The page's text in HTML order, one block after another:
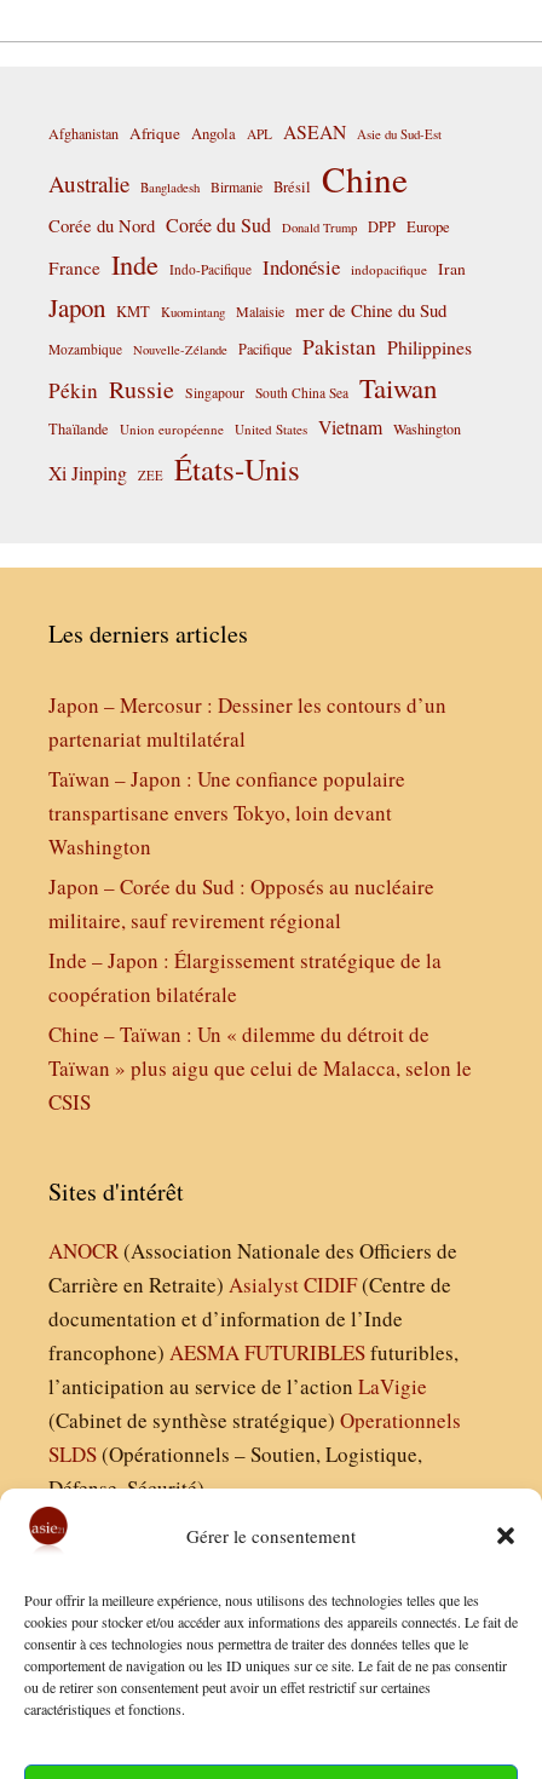
Gérer le consentement
Pour offrir la meilleure expérience, nous utilisons des technologies telles que les
cookies pour stocker et/ou accéder aux informations des appareils connectés. Le fait de
consentir à ces technologies nous permettra de traiter des données telles que le
comportement de navigation ou les ID uniques sur ce site. Le fait de ne pas consentir
ou de retirer son consentement peut avoir un effet restrictif sur certaines
caractéristiques et fonctions.
Afghanistan Afrique Angola APL ASEAN Asie du Sud-Est
Australie Bangladesh Birmanie Brésil Chine
Corée du Nord Corée du Sud Donald Trump DPP Europe
France Inde Indo-Pacifique Indonésie indopacifique Iran
Japon KMT Kuomintang Malaisie mer de Chine du Sud
Mozambique Nouvelle-Zélande Pacifique Pakistan Philippines
Pékin Russie Singapour South China Sea Taiwan
Thaïlande Union européenne United States Vietnam Washington
Xi Jinping ZEE États-Unis
Les derniers articles
Japon – Mercosur : Dessiner les contours d’un
partenariat multilatéral
Taïwan – Japon : Une confiance populaire
transpartisane envers Tokyo, loin devant
Washington
Japon – Corée du Sud : Opposés au nucléaire
militaire, sauf revirement régional
Inde – Japon : Élargissement stratégique de la
coopération bilatérale
Chine – Taïwan : Un « dilemme du détroit de
Taïwan » plus aigu que celui de Malacca, selon le
CSIS
Sites d'intérêt
ANOCR (Association Nationale des Officiers de
Carrière en Retraite) AsialystCIDIF(Centre de
documentation et d’information de l’Inde
francophone) AESMA FUTURIBLESfuturibles,
l’anticipation au service de l’action LaVigie
(Cabinet de synthèse stratégique) Operationnels
SLDS(Opérationnels – Soutien, Logistique,
Défense, Sécurité)
Finaldées EURL
Siège social : 13 avenue Boudon, 75016, Paris
Nous contacter